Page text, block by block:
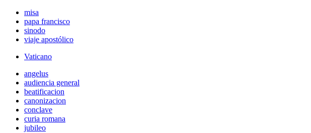
misa
papa francisco
sinodo
viaje apostólico
Vaticano
angelus
audiencia general
beatificacion
canonizacion
conclave
curia romana
jubileo